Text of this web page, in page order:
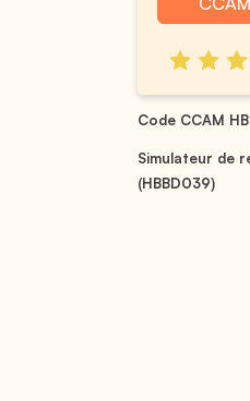
Code CCAM
Simulateur de
(HBBD039)